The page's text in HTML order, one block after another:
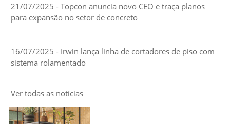
21/07/2025 - Topcon anuncia novo CEO e traça planos
para expansão no setor de concreto
16/07/2025 - Irwin lança linha de cortadores de piso com
sistema rolamentado
Ver todas as notícias